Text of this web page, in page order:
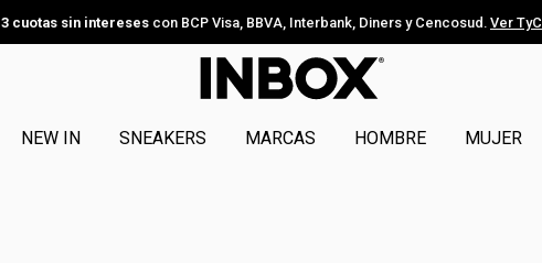
3 cuotas sin intereses con BCP Visa, BBVA, Interbank, Diners y Cencosud. Ver TyC
NEW IN SNEAKERS MARCAS HOMBRE MUJER